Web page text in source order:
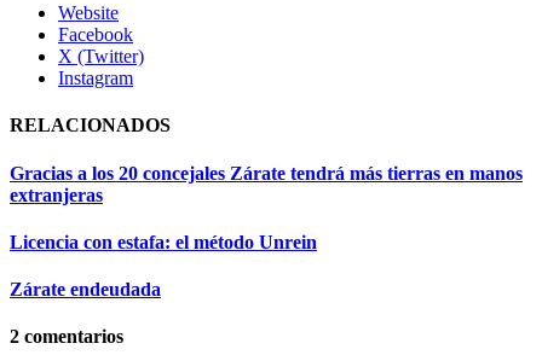
Website
Facebook
X (Twitter)
Instagram
RELACIONADOS
Gracias a los 20 concejales Zárate tendrá más tierras en manos
extranjeras
Licencia con estafa: el método Unrein
Zárate endeudada
2 comentarios